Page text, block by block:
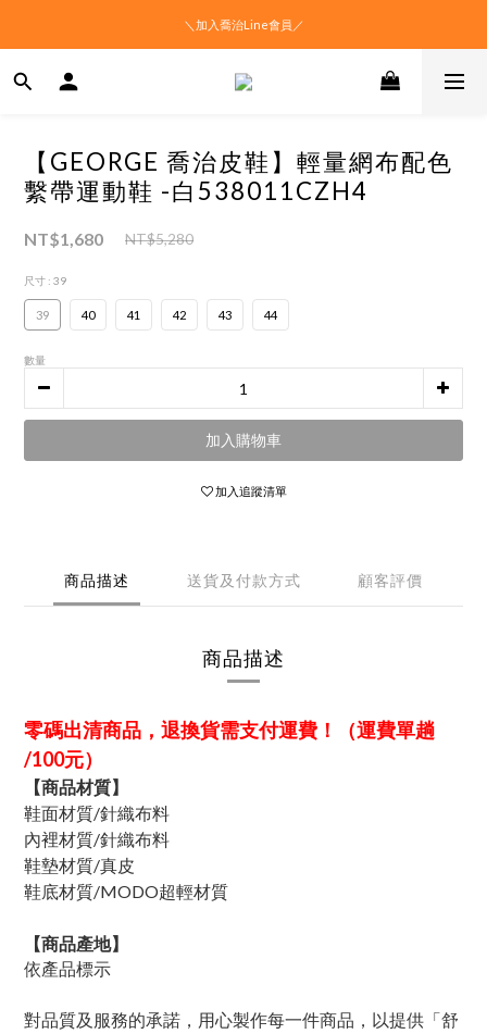
＼加入喬治Line會員／
【GEORGE 喬治皮鞋】輕量網布配色
繫帶運動鞋 -白538011CZH4
NT$1,680 NT$5,280
尺寸 : 39
39 40 41 42 43 44
數量
加入購物車
加入追蹤清單
商品描述 送貨及付款方式 顧客評價
商品描述
零碼出清商品，退換貨需支付運費！（運費單趟
/100元）
【商品材質】
鞋面材質/針織布料
內裡材質/針織布料
鞋墊材質/真皮
鞋底材質/MODO超輕材質
【商品產地】
依產品標示
對品質及服務的承諾，用心製作每一件商品，以提供「舒